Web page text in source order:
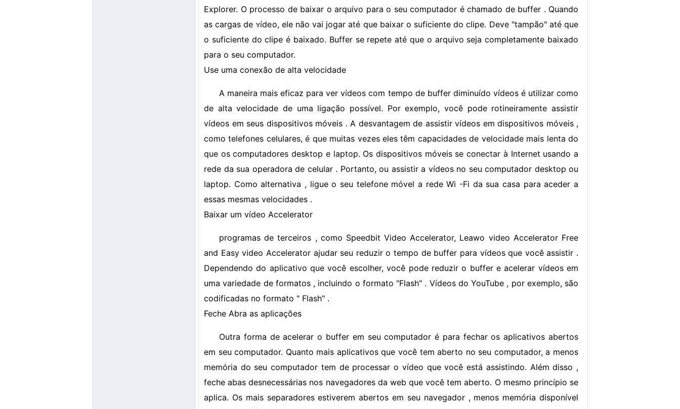
Explorer. O processo de baixar o arquivo para o seu computador é chamado de buffer . Quando
as cargas de vídeo, ele não vai jogar até que baixar o suficiente do clipe. Deve "tampão" até que
o suficiente do clipe é baixado. Buffer se repete até que o arquivo seja completamente baixado
para o seu computador.
Use uma conexão de alta velocidade
A maneira mais eficaz para ver vídeos com tempo de buffer diminuído vídeos é utilizar como
de alta velocidade de uma ligação possível. Por exemplo, você pode rotineiramente assistir
vídeos em seus dispositivos móveis . A desvantagem de assistir vídeos em dispositivos móveis ,
como telefones celulares, é que muitas vezes eles têm capacidades de velocidade mais lenta do
que os computadores desktop e laptop. Os dispositivos móveis se conectar à Internet usando a
rede da sua operadora de celular . Portanto, ou assistir a vídeos no seu computador desktop ou
laptop. Como alternativa , ligue o seu telefone móvel a rede Wi -Fi da sua casa para aceder a
essas mesmas velocidades .
Baixar um vídeo Accelerator
programas de terceiros , como Speedbit Video Accelerator, Leawo video Accelerator Free
and Easy video Accelerator ajudar seu reduzir o tempo de buffer para vídeos que você assistir .
Dependendo do aplicativo que você escolher, você pode reduzir o buffer e acelerar vídeos em
uma variedade de formatos , incluindo o formato "Flash" . Vídeos do YouTube , por exemplo, são
codificadas no formato " Flash" .
Feche Abra as aplicações
Outra forma de acelerar o buffer em seu computador é para fechar os aplicativos abertos
em seu computador. Quanto mais aplicativos que você tem aberto no seu computador, a menos
memória do seu computador tem de processar o vídeo que você está assistindo. Além disso ,
feche abas desnecessárias nos navegadores da web que você tem aberto. O mesmo princípio se
aplica. Os mais separadores estiverem abertos em seu navegador , menos memória disponível